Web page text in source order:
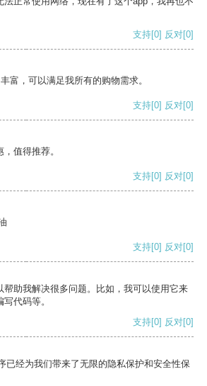
支持[0] 反对[0]
富，可以满足我所有的购物需求。
支持[0] 反对[0]
值得推荐。
支持[0] 反对[0]
支持[0] 反对[0]
帮助我解决很多问题。比如，我可以使用它来
代码等。
支持[0] 反对[0]
已经为我们带来了无限的隐私保护和安全性保